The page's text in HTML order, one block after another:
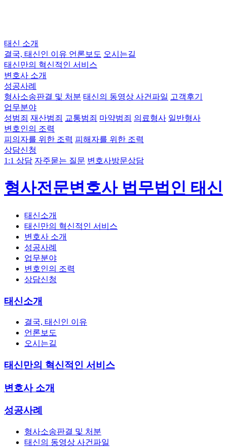
태신 소개
결국, 태신인 이유 언론보도 오시는길
태신만의 혁신적인 서비스
변호사 소개
성공사례
형사소송판결 및 처분 태신의 동영상 사건파일 고객후기
업무분야
성범죄 재산범죄 교통범죄 마약범죄 의료형사 일반형사
변호인의 조력
피의자를 위한 조력 피해자를 위한 조력
상담신청
1:1 상담 자주묻는 질문 변호사방문상담
형사전문변호사 법무법인 태신
태신소개
태신만의 혁신적인 서비스
변호사 소개
성공사례
업무분야
변호인의 조력
상담신청
태신소개
결국, 태신인 이유
언론보도
오시는길
태신만의 혁신적인 서비스
변호사 소개
성공사례
형사소송판결 및 처분
태신의 동영상 사건파일